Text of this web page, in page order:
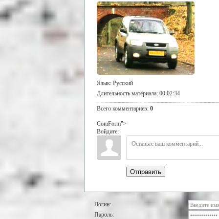
Язык: Русский
Длительность материала: 00:02:34
Всего комментариев: 0
ComForm">
Войдите:
Отправить
Логин:
Пароль: